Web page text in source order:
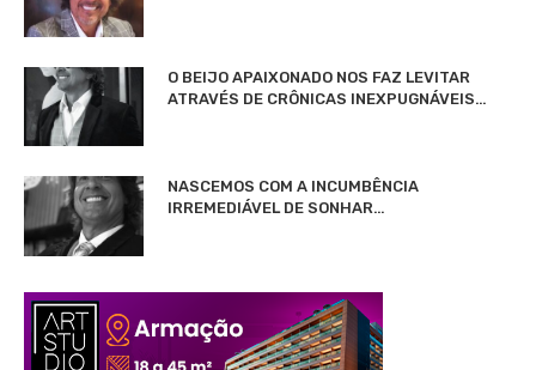
O BEIJO APAIXONADO NOS FAZ LEVITAR
ATRAVÉS DE CRÔNICAS INEXPUGNÁVEIS…
NASCEMOS COM A INCUMBÊNCIA
IRREMEDIÁVEL DE SONHAR…